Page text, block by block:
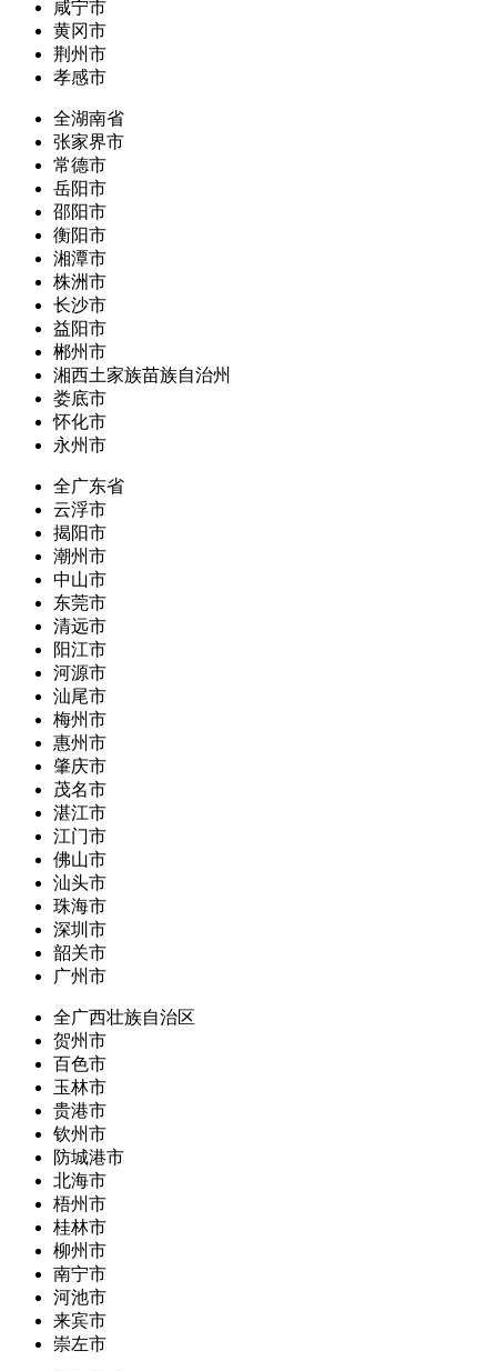
咸宁市
黄冈市
荆州市
孝感市
全湖南省
张家界市
常德市
岳阳市
邵阳市
衡阳市
湘潭市
株洲市
长沙市
益阳市
郴州市
湘西土家族苗族自治州
娄底市
怀化市
永州市
全广东省
云浮市
揭阳市
潮州市
中山市
东莞市
清远市
阳江市
河源市
汕尾市
梅州市
惠州市
肇庆市
茂名市
湛江市
江门市
佛山市
汕头市
珠海市
深圳市
韶关市
广州市
全广西壮族自治区
贺州市
百色市
玉林市
贵港市
钦州市
防城港市
北海市
梧州市
桂林市
柳州市
南宁市
河池市
来宾市
崇左市